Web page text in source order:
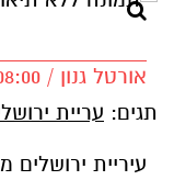
אורטל גנון / 08:00 10.05.17
תגים: עריית
עיריית